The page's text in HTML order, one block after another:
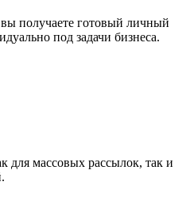
получаете готовый личный
под задачи бизнеса.
для массовых рассылок, так и